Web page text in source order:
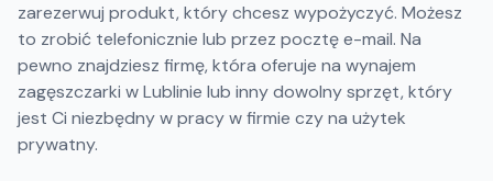
zarezerwuj produkt, który chcesz wypożyczyć. Możesz
to zrobić telefonicznie lub przez pocztę e-mail. Na
pewno znajdziesz firmę, która oferuje na wynajem
zagęszczarki w Lublinie lub inny dowolny sprzęt, który
jest Ci niezbędny w pracy w firmie czy na użytek
prywatny.